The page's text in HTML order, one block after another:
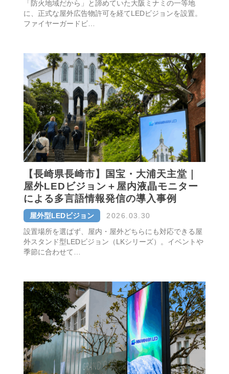
「防火地域だから」と諦めていた大阪ミナミの一等地
に、正式な屋外広告物許可を経てLEDビジョンを設置。
ファイヤーガードビ…
【長崎県長崎市】国宝・大浦天主堂｜
屋外LEDビジョン＋屋内液晶モニター
による多言語情報発信の導入事例
屋外型LEDビジョン
2026.03.30
設置場所を選ばず、屋内・屋外どちらにも対応できる屋
外スタンド型LEDビジョン（LKシリーズ）。イベントや
季節に合わせて…